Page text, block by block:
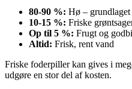
80-90 %: Hø –
10-15 %: Friske
Op til 5 %: Frugt og
Altid: Frisk, rent vand
Friske foderpiller kan gives i
udgøre en stor del af kosten.